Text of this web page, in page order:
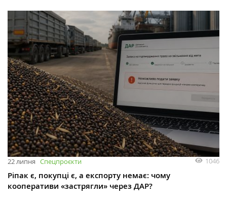
22 липня Спецпроєкти 1046
Ріпак є, покупці є, а експорту немає: чому
кооперативи «застрягли» через ДАР?